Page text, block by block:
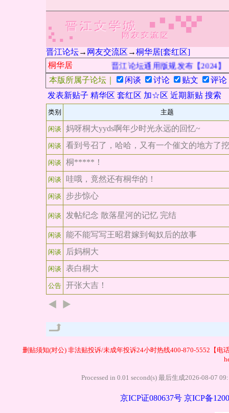
晋江论坛→ 网友交流区 →桐华居[套红区]
桐华居
晋江论坛通用版规发布【2024】
本版所属子论坛｜
闲谈 讨论 贴文
评论
发表新贴子 精华区 套红区 加☆区 近期新贴 搜索
类别 主题
闲谈 妈呀桐大yyds啊年少时光永远的回忆~
闲谈 看到号召了，哈哈，又有一个催文的地方了
闲谈 桐*****！
闲谈 哇哦，竟然还有桐华的！
闲谈 步步惊心
闲谈 发帖纪念 散落星河的记忆 完结
闲谈 能不能写写王昭君嫁到匈奴后的故事
闲谈 后妈桐大
闲谈 表白桐大
公告 开张大吉！
删贴须知(对公)非法贴投诉/未成年投诉24小时热线400-870-5552【电
Processed in 0.01 second(s) 最后生成2026-08-07
京ICP证080637号 京ICP备